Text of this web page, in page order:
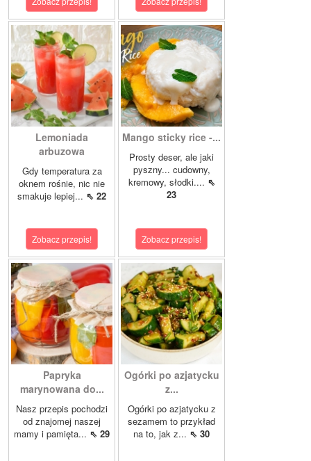
Lemoniada
arbuzowa
Gdy temperatura za
oknem rośnie, nic nie
smakuje lepiej... ⇖ 22
Zobacz przepis!
Mango sticky rice -...
Prosty deser, ale jaki
pyszny... cudowny,
kremowy, słodki.... ⇖
23
Zobacz przepis!
Papryka
marynowana do...
Nasz przepis pochodzi
od znajomej naszej
mamy i pamięta... ⇖ 29
Ogórki po azjatycku
z...
Ogórki po azjatycku z
sezamem to przykład
na to, jak z... ⇖ 30